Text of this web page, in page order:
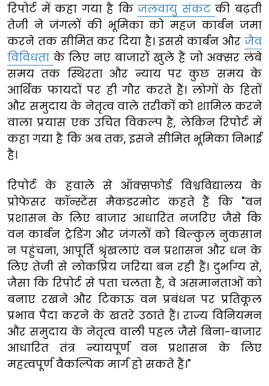
रिपोर्ट में कहा गया है किजलवायु संकटकी बढ़ती
तेजी ने जंगलों की भूमिका को महज कार्बन जमा
करने तक सीमित कर दिया है। इससे कार्बन और जैव
विविधता के लिए नए बाजारों खुले हैं जो अक्सर लंबे
समय तक स्थिरता और न्याय पर कुछ समय के
आर्थिक फायदों पर ही गौर करते हैं। लोगों के हितों
और समुदाय के नेतृत्व वाले तरीकों को शामिल करने
वाला प्रयास एक उचित विकल्प है, लेकिन रिपोर्ट में
कहा गया है कि अब तक, इसने सीमित भूमिका निभाई
है।
रिपोर्ट के हवाले से ऑक्सफोर्ड विश्वविद्यालय के
प्रोफेसर कॉन्स्टेंस मैकडरमोट कहते हैं कि "वन
प्रशासन के लिए बाजार आधारित नजरिए जैसे कि
वन कार्बन ट्रेडिंग और जंगलों को बिल्कुल नुकसान
न पहुंचना, आपूर्ति श्रृंखलाएं वन प्रशासन और धन के
लिए तेजी से लोकप्रिय जरिया बन रही हैं। दुर्भाग्य से,
जैसा कि रिपोर्ट से पता चलता है, वे असमानताओं को
बनाए रखने और टिकाऊ वन प्रबंधन पर प्रतिकूल
प्रभाव पैदा करने के खतरे उठाते हैं। राज्य विनियमन
और समुदाय के नेतृत्व वाली पहल जैसे बिना-बाजार
आधारित तंत्र न्यायपूर्ण वन प्रशासन के लिए
महत्वपूर्ण वैकल्पिक मार्ग हो सकते हैं।"